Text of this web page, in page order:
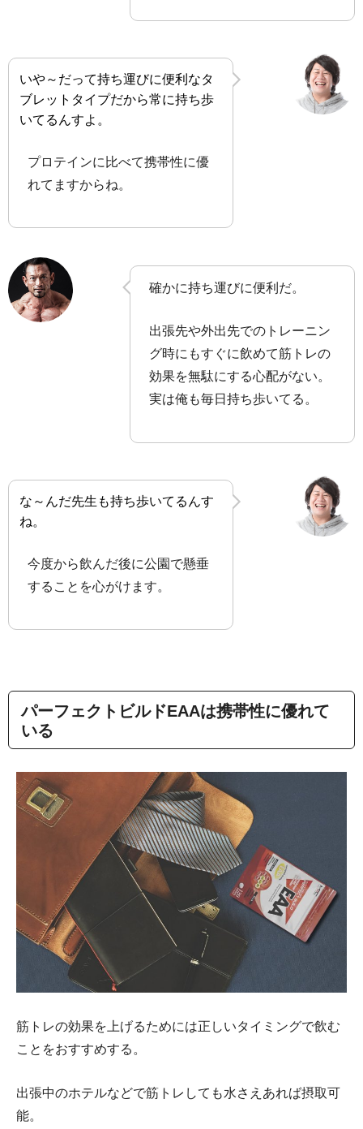
いや～だって持ち運びに便利なタ
ブレットタイプだから常に持ち歩
いてるんすよ。
プロテインに比べて携帯性に優
れてますからね。
確かに持ち運びに便利だ。
出張先や外出先でのトレーニン
グ時にもすぐに飲めて筋トレの
効果を無駄にする心配がない。
実は俺も毎日持ち歩いてる。
な～んだ先生も持ち歩いてるんす
ね。
今度から飲んだ後に公園で懸垂
することを心がけます。
パーフェクトビルドEAAは携帯性に優れて
いる
筋トレの効果を上げるためには正しいタイミングで飲む
ことをおすすめする。
出張中のホテルなどで筋トレしても水さえあれば摂取可
能。